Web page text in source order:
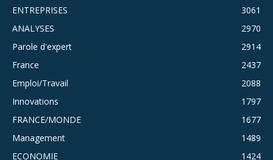
ENTREPRISES
3061
ANALYSES
2970
Parole d'expert
2914
France
2437
Emploi/Travail
2088
Innovations
1797
FRANCE/MONDE
1677
Management
1489
ECONOMIE
1424